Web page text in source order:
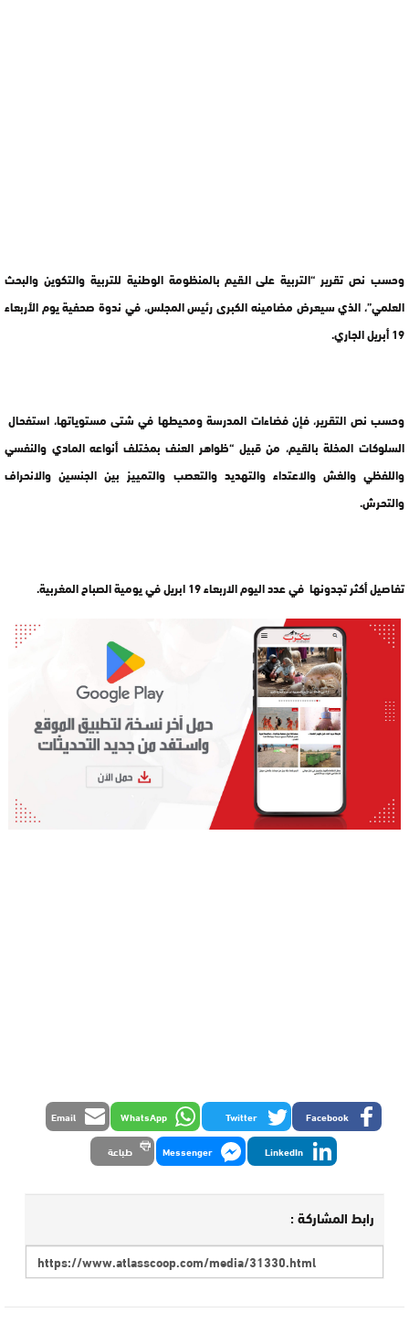
وحسب نص تقرير “التربية على القيم بالمنظومة الوطنية للتربية والتكوين والبحث
العلمي”، الذي سيعرض مضامينه الكبرى رئيس المجلس، في ندوة صحفية يوم الأربعاء
19 أبريل الجاري.
وحسب نص التقرير، فإن فضاءات المدرسة ومحيطها في شتى مستوياتها، استفحال
السلوكات المخلة بالقيم، من قبيل “ظواهر العنف بمختلف أنواعه المادي والنفسي
واللفظي والغش والاعتداء والتهديد والتعصب والتمييز بين الجنسين والانحراف
والتحرش.
تفاصيل أكثر تجدونها في عدد اليوم الاربعاء 19 ابريل في يومية الصباح المغربية.
Facebook
Twitter
WhatsApp
Email
LinkedIn
Messenger طباعة
رابط المشاركة :